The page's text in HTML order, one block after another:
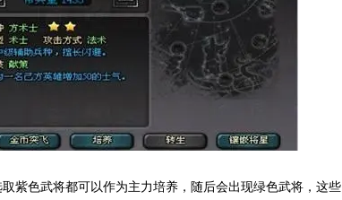
色武将都可以作为主力培养，随后会出现绿色武将，这些